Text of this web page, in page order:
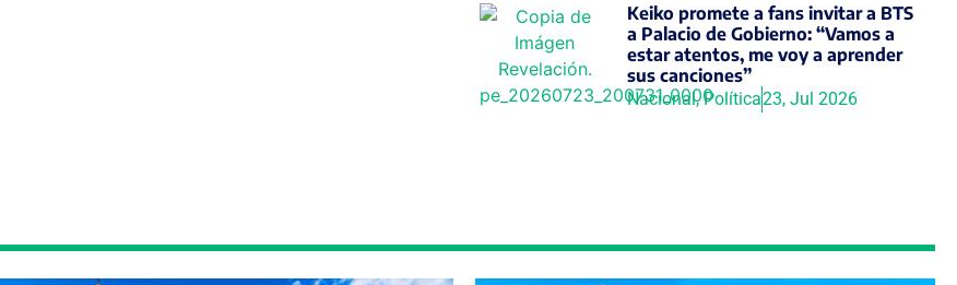
Keiko promete a fans invitar a BTS
a Palacio de Gobierno: “Vamos a
estar atentos, me voy a aprender
sus canciones”
Nacional,Política23, Jul 2026